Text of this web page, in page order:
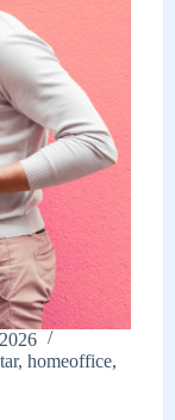
, homeoffice,